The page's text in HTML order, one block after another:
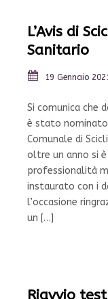
L’Avis di
Sanitario
19 Gennaio
Si comunica che
è stato nominato
Comunale di
oltre un anno si
professionalità
instaurato con i
l’occasione
un […]
Riavvio